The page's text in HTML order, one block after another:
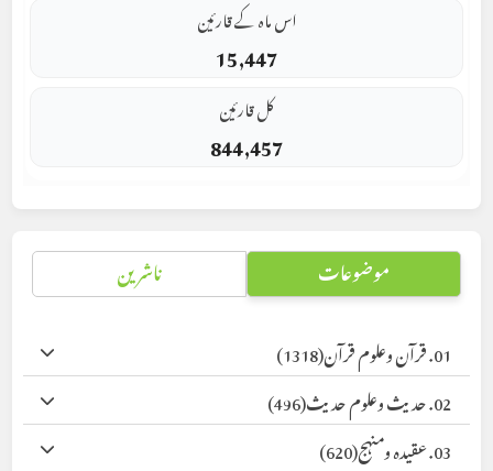
اس ماہ کے قارئین
15,447
کل قارئین
844,457
موضوعات ناشرین
01. قرآن وعلوم قرآن
(1318)
02. حدیث وعلوم حدیث
(496)
03. عقیدہ ومنہج
(620)